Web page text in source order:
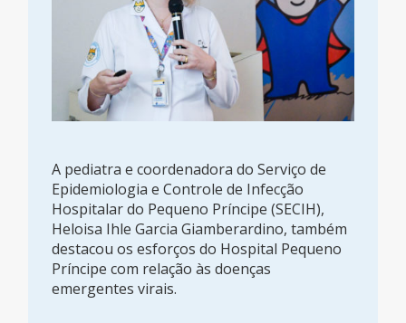
A pediatra e coordenadora do Serviço de
Epidemiologia e Controle de Infecção
Hospitalar do Pequeno Príncipe (SECIH),
Heloisa Ihle Garcia Giamberardino, também
destacou os esforços do Hospital Pequeno
Príncipe com relação às doenças
emergentes virais.